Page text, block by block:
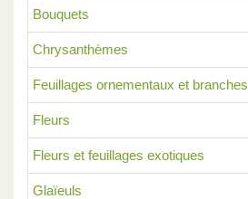
Bouquets
Chrysanthèmes
Feuillages ornementaux et branches
Fleurs
Fleurs et feuillages exotiques
Glaïeuls